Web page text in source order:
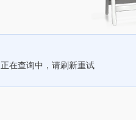
正在查询中，请刷新重试